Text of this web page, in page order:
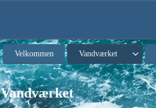
Velkommen Vandværket
Vandværket